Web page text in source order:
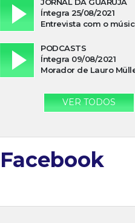
Íntegra 25/08/2021
PODCASTS
Íntegra 09/08/2021
VER TODOS
Facebook